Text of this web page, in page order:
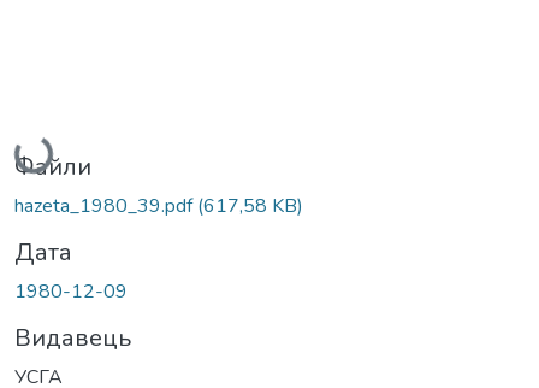
Вантажиться...
Файли
hazeta_1980_39.pdf(617,58 KB)
Дата
1980-12-09
Видавець
УСГА